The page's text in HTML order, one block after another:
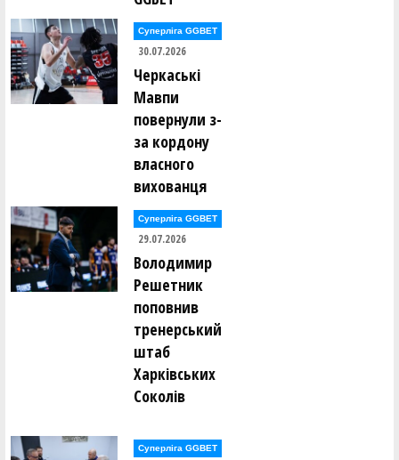
Віктор Овсепян (The Green Team)
Максим Ожегов (HІКО-БАСКЕТ)
Борис Павленко (ПОЛІТЕХНІК (Харків))
Олександр Петренко (ХІМІК (Южне))
Артем Плясов (Ukraine U18)
Сергій Полунчуков (Fresh Cucumbers)
Антон Постіл (КРЕМІНЬ (Кременчук))
Єгор Потупчик (The Green Team)
Андрій Пошабля (КИЇВ-БАСКЕТ (Київ))
Суперліга GGBET
30.07.2026
Черкаські
Мавпи
повернули з-
за кордону
власного
вихованця
Суперліга GGBET
29.07.2026
Володимир
Решетник
поповнив
тренерський
штаб
Харківських
Соколів
Суперліга GGBET